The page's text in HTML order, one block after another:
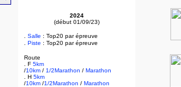
2024
(début 01/09/23)
. Salle : Top20 par épreuve
Piste : Top20 par épreuve
Route
. F 5km
/10km / 1/2Marathon / Marathon
. H 5km
/10km /1/2Marathon / Marathon